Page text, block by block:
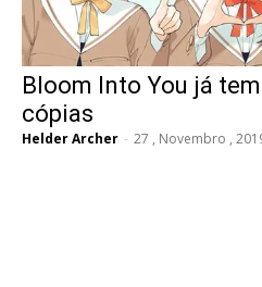
Bloom Into You já
cópias
Helder Archer - 27 , Novembro ,